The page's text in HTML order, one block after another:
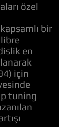
özel
bir
en
için
tuning